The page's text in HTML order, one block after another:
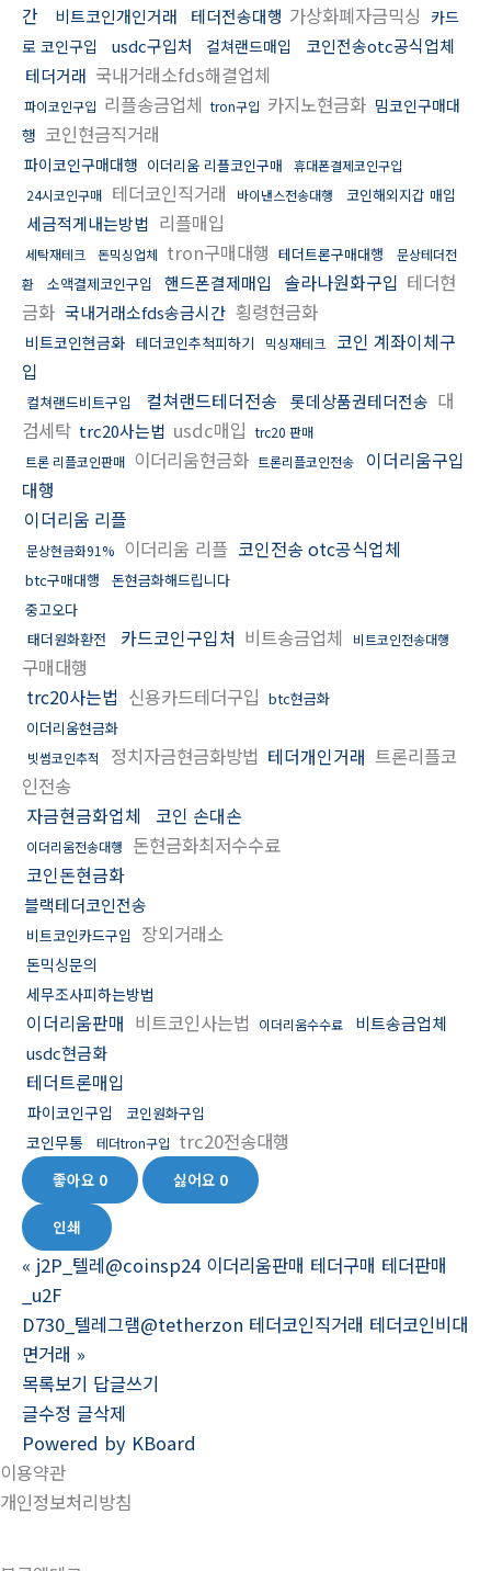
간
비트코인개인거래 테더전송대행 가상화폐자금믹싱 카드
로 코인구입
usdc구입처 컬쳐랜드매입
코인전송otc공식업체
테더거래 국내거래소fds해결업체
파이코인구입 리플송금업체 tron구입 카지노현금화 밈코인구매대
행 코인현금직거래
파이코인구매대행 이더리움 리플코인구매
휴대폰결제코인구입
24시코인구매 테더코인직거래 바이낸스전송대행 코인해외지갑 매입
세금적게내는방법 리플매입
세탁재테크 돈믹싱업체 tron구매대행 테더트론구매대행
문상테더전
환
소액결제코인구입 핸드폰결제매입 솔라나원화구입 테더현
금화 국내거래소fds송금시간 횡령현금화
비트코인현금화 테더코인추척피하기 믹싱재테크
코인 계좌이체구
입
컬쳐랜드비트구입 컬쳐랜드테더전송 롯데상품권테더전송 대
검세탁 trc20사는법 usdc매입 trc20 판매
트론 리플코인판매 이더리움현금화 트론리플코인전송
이더리움구입
대행
이더리움 리플
문상현금화91% 이더리움 리플 코인전송 otc공식업체
btc구매대행
돈현금화해드립니다
중고오다
태더원화환전
카드코인구입처 비트송금업체 비트코인전송대행
구매대행
trc20사는법 신용카드테더구입 btc현금화
이더리움현금화
빗썸코인추적 정치자금현금화방법 테더개인거래 트론리플코
인전송
자금현금화업체
코인 손대손
이더리움전송대행
돈현금화최저수수료
코인돈현금화
블랙테더코인전송
비트코인카드구입 장외거래소
돈믹싱문의
세무조사피하는방법
이더리움판매 비트코인사는법 이더리움수수료
비트송금업체
usdc현금화
테더트론매입
파이코인구입 코인원화구입
코인무통 테더tron구입 trc20전송대행
좋아요 0 싫어요 0
인쇄
« j2P_텔레@coinsp24 이더리움판매 테더구매 테더판매
_u2F
D730_텔레그램@tetherzon 테더코인직거래 테더코인비대
면거래 »
목록보기 답글쓰기
글수정 글삭제
Powered by KBoard
이용약관
개인정보처리방침